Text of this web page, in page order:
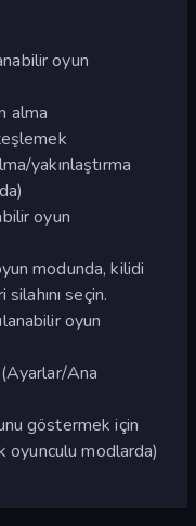
oyun
alma
yakınlaştırma
oyun
modunda, kilidi
seçin.
oyun
Ana
göstermek için
oyunculu modlarda)